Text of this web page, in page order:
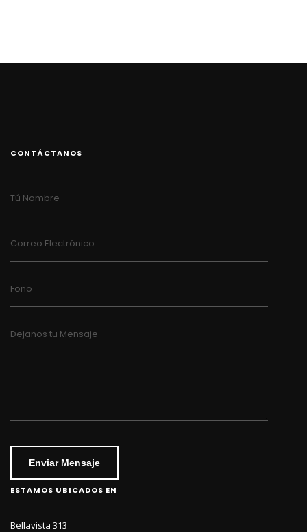
CONTÁCTANOS
Tú Nombre
Correo Electrónico
Fono
Dejanos tu Mensaje
Enviar Mensaje
ESTAMOS UBICADOS EN
Bellavista 313